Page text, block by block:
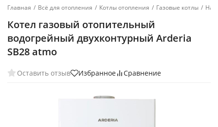
Главная / Всё для отопления / Котлы отопления / Газовые котлы /
Котел газовый отопительный
водогрейный двухконтурный Arderia
SB28 atmo
Оставить отзыв Избранное Сравнение